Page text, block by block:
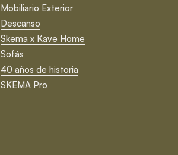
Mobiliario Exterior
Descanso
Skema x Kave Home
Sofás
40 años de historia
SKEMA Pro